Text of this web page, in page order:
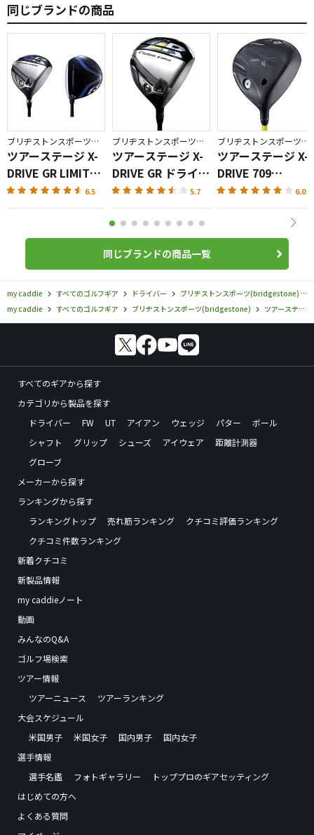
同じブランドの商品
ブリヂストンスポーツ／ツアーステージ X-DRIVE
ツアーステージ X-
DRIVE GR LIMITED
BLUE ドライバー
6.5
ブリヂストンスポーツ／ツアーステージ X-DRIVE
ツアーステージ X-
DRIVE GR ドライバ
ー（2014）
5.7
ブリヂストンスポーツ／ツアーステージ X-DRIVE
ツアーステージ X-
DRIVE 709
LIMITED
6.0
同じブランドの商品一覧
my caddie すべてのゴルフギア ドライバー ブリヂストンスポーツ(bridgestone)
my caddie
すべてのゴルフギア ブリヂストンスポーツ(bridgestone) ツアーステージ X-DRIVE
すべてのギアから探す
カテゴリから製品を探す
ドライバー
FW UT アイアン ウェッジ パター
ボール
シャフト
グリップ シューズ アイウェア
距離計測器
グローブ
メーカーから探す
ランキングから探す
ランキングトップ
売れ筋ランキング
クチコミ評価ランキング
クチコミ件数ランキング
新着クチコミ
新製品情報
my caddieノート
動画
みんなのQ&A
ゴルフ場検索
ツアー情報
ツアーニュース
ツアーランキング
大会スケジュール
米国男子
米国女子 国内男子
国内女子
選手情報
選手名鑑
フォトギャラリー
トッププロのギアセッティング
はじめての方へ
よくある質問